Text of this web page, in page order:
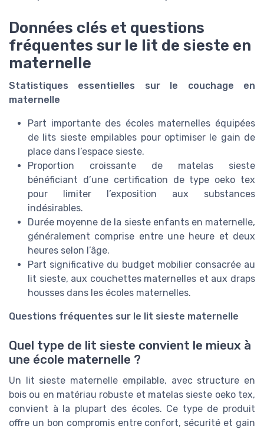
Données clés et questions
fréquentes sur le lit de sieste en
maternelle
Statistiques essentielles sur le couchage en
maternelle
Part importante des écoles maternelles équipées
de lits sieste empilables pour optimiser le gain de
place dans l’espace sieste.
Proportion croissante de matelas sieste
bénéficiant d’une certification de type oeko tex
pour limiter l’exposition aux substances
indésirables.
Durée moyenne de la sieste enfants en maternelle,
généralement comprise entre une heure et deux
heures selon l’âge.
Part significative du budget mobilier consacrée au
lit sieste, aux couchettes maternelles et aux draps
housses dans les écoles maternelles.
Questions fréquentes sur le lit sieste maternelle
Quel type de lit sieste convient le mieux à
une école maternelle ?
Un lit sieste maternelle empilable, avec structure en
bois ou en matériau robuste et matelas sieste oeko tex,
convient à la plupart des écoles. Ce type de produit
offre un bon compromis entre confort, sécurité et gain